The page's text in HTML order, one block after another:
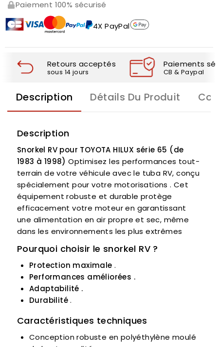
Paiement 100% sécurisé
4X PayPal
Retours acceptés
sous 14 jours
Paiements
CB & Paypal
Description Détails Du Produit
Description
Snorkel RV pour TOYOTA HILUX série 65 (de
1983 à 1998) Optimisez les performances tout-
terrain de votre véhicule avec le tuba RV, conçu
spécialement pour votre motorisations . Cet
équipement robuste et durable protège
efficacement votre moteur en garantissant
une alimentation en air propre et sec, même
dans les environnements les plus extrêmes
Pourquoi choisir le snorkel RV ?
Protection maximale .
Performances améliorées .
Adaptabilité .
Durabilité.
Caractéristiques techniques
Conception robuste en polyéthylène moulé